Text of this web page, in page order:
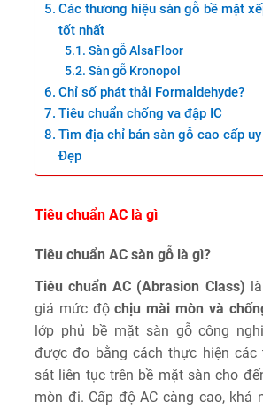
Các thương hiệu sàn gỗ bề mặt
tốt nhất
Sàn gỗ AlsaFloor
Sàn gỗ Kronopol
Chỉ số phát thải Formaldehyde?
Tiêu chuẩn chống va đập IC
Tìm địa chỉ bán sàn gỗ cao cấp
Đẹp
Tiêu chuẩn AC là gì
Tiêu chuẩn AC sàn gỗ là gì?
Tiêu chuẩn AC (Abrasion Class)
giá mức độchịu mài mòn và
lớp phủ bề mặt sàn gỗ công
được đo bằng cách thực hiện các
sát liên tục trên bề mặt sàn cho
mòn đi. Cấp độ AC càng cao, khả